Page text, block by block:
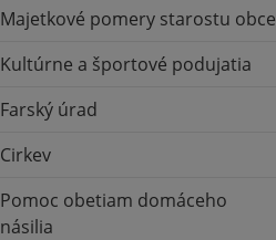
Majetkové pomery starostu obce
Kultúrne a športové podujatia
Farský úrad
Cirkev
Pomoc obetiam domáceho
násilia